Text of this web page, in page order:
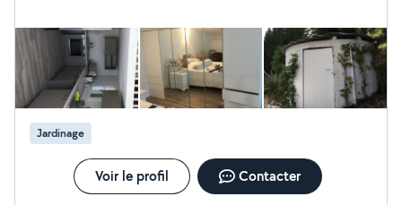
Jardinage
Voir le profil Contacter